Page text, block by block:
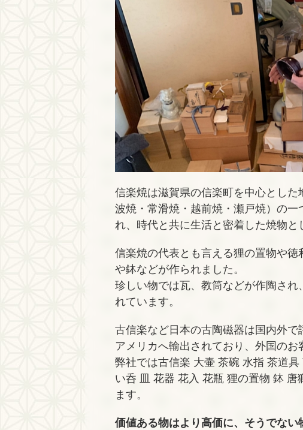
信楽焼は滋賀県の信楽町を中心とし
波焼・常滑焼・越前焼・瀬戸焼）の
れ、時代と共に生活と密着した焼物と
信楽焼の代表とも言える狸の置物や
や鉢などが作られました。
珍しい物では瓦、教筒などが作陶さ
れています。
古信楽など日本の古陶磁器は国内外
アメリカへ輸出されており、外国のお
弊社では古信楽 大壷 茶碗 水指 茶道
い呑 皿 花器 花入 花瓶 狸の置物 鉢
ます。
価値ある物はより高価に、そうでな